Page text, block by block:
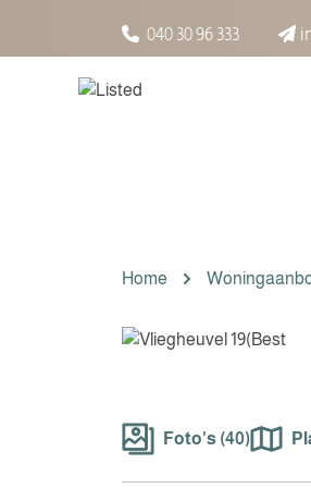
040 30 96 333
Home
Foto's (40)